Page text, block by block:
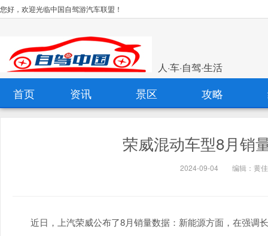
您好，欢迎光临中国自驾游汽车联盟！
人·车·自驾·生活
首页 资讯 景区 攻略
荣威混动车型8月销
2024-09-04 编辑：黄佳
近日，上汽荣威公布了8月销量数据：新能源方面，在强调